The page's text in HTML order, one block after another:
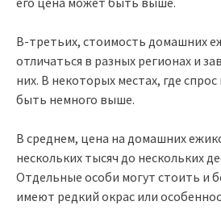
В-третьих, стоимость домашних
отличаться в разных регионах и
них. В некоторых местах, где
быть немного выше.
В среднем, цена на домашних
нескольких тысяч до нескольких
Отдельные особи могут стоить и
имеют редкий окрас или